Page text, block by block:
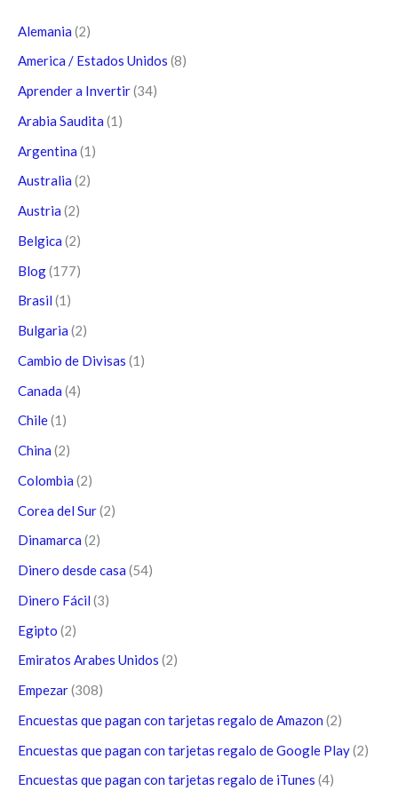
Alemania (2)
America / Estados Unidos (8)
Aprender a Invertir(34)
Arabia Saudita (1)
Argentina (1)
Australia (2)
Austria (2)
Belgica (2)
Blog(177)
Brasil (1)
Bulgaria (2)
Cambio de Divisas (1)
Canada (4)
Chile(1)
China (2)
Colombia (2)
Corea del Sur(2)
Dinamarca (2)
Dinero desde casa (54)
Dinero Fácil (3)
Egipto (2)
Emiratos Arabes Unidos (2)
Empezar(308)
Encuestas que pagan con tarjetas regalo de Amazon (2)
Encuestas que pagan con tarjetas regalo de Google Play(2)
Encuestas que pagan con tarjetas regalo de iTunes (4)